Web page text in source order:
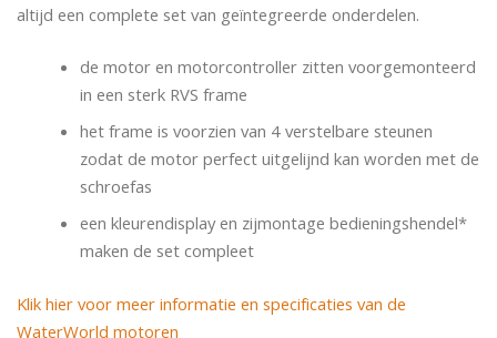
altijd een complete set van geïntegreerde onderdelen.
de motor en motorcontroller zitten voorgemonteerd
in een sterk RVS frame
het frame is voorzien van 4 verstelbare steunen
zodat de motor perfect uitgelijnd kan worden met de
schroefas
een kleurendisplay en zijmontage bedieningshendel*
maken de set compleet
Klik hier voor meer informatie en specificaties van de
WaterWorld motoren